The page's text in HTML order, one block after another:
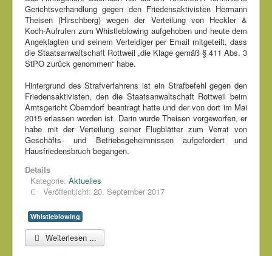
Gerichtsverhandlung gegen den Friedensaktivisten Hermann
Theisen (Hirschberg) wegen der Verteilung von Heckler &
Koch-Aufrufen zum Whistleblowing aufgehoben und heute dem
Angeklagten und seinem Verteidiger per Email mitgeteilt, dass
die Staatsanwaltschaft Rottweil „die Klage gemäß § 411 Abs. 3
StPO zurück genommen“ habe.
Hintergrund des Strafverfahrens ist ein Strafbefehl gegen den
Friedensaktivisten, den die Staatsanwaltschaft Rottweil beim
Amtsgericht Oberndorf beantragt hatte und der von dort im Mai
2015 erlassen worden ist. Darin wurde Theisen vorgeworfen, er
habe mit der Verteilung seiner Flugblätter zum Verrat von
Geschäfts- und Betriebsgeheimnissen aufgefordert und
Hausfriedensbruch begangen.
Details
Kategorie: Aktuelles
Veröffentlicht: 20. September 2017
Whistleblowing
Weiterlesen ...